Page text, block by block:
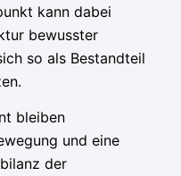
kann dabei
bewusster
so als Bestandteil
bleiben
und eine
der